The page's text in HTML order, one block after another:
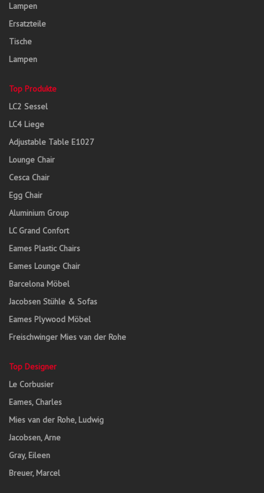
Lampen
Ersatzteile
Tische
Lampen
Top Produkte
LC2 Sessel
LC4 Liege
Adjustable Table E1027
Lounge Chair
Cesca Chair
Egg Chair
Aluminium Group
LC Grand Confort
Eames Plastic Chairs
Eames Lounge Chair
Barcelona Möbel
Jacobsen Stühle & Sofas
Eames Plywood Möbel
Freischwinger Mies van der Rohe
Top Designer
Le Corbusier
Eames, Charles
Mies van der Rohe, Ludwig
Jacobsen, Arne
Gray, Eileen
Breuer, Marcel